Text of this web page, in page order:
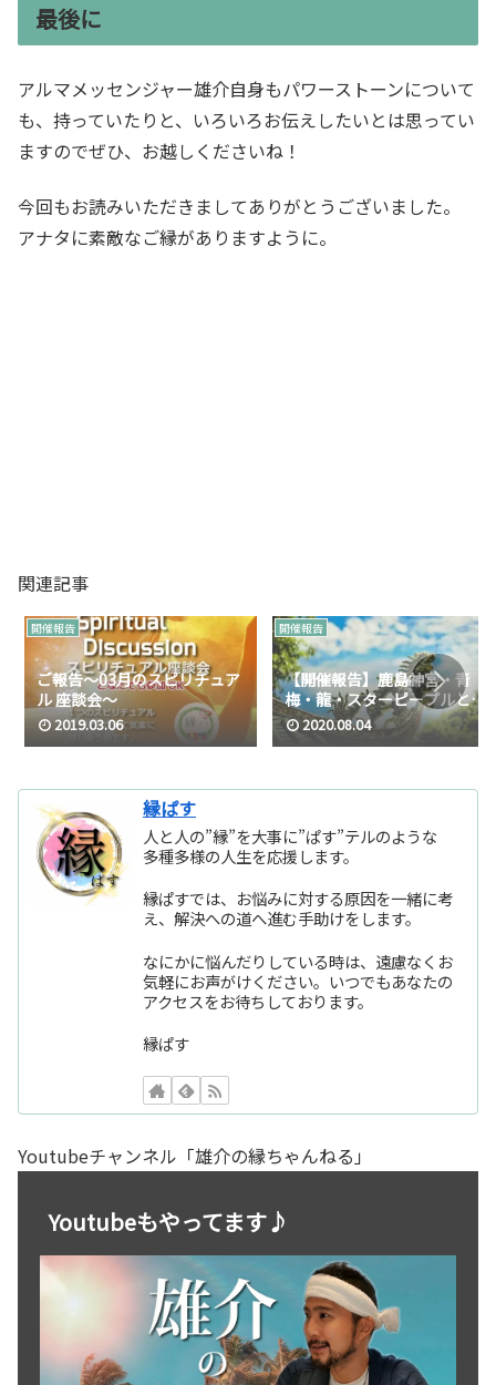
最後に
アルマメッセンジャー雄介自身もパワーストーンについて
も、持っていたりと、いろいろお伝えしたいとは思ってい
ますのでぜひ、お越しくださいね！
今回もお読みいただきましてありがとうございました。
アナタに素敵なご縁がありますように。
関連記事
開催報告
ご報告～03月のスピリチュア
ル 座談会～
2019.03.06
開催報告
【開催報告】鹿島神宮・青
梅・龍・スターピープルと話
が満載。
2020.08.04
縁ぱす
人と人の”縁”を大事に”ぱす”テルのような
多種多様の人生を応援します。
縁ぱすでは、お悩みに対する原因を一緒に考
え、解決への道へ進む手助けをします。
なにかに悩んだりしている時は、遠慮なくお
気軽にお声がけください。いつでもあなたの
アクセスをお待ちしております。
縁ぱす
Youtubeチャンネル「雄介の縁ちゃんねる」
Youtubeもやってます♪